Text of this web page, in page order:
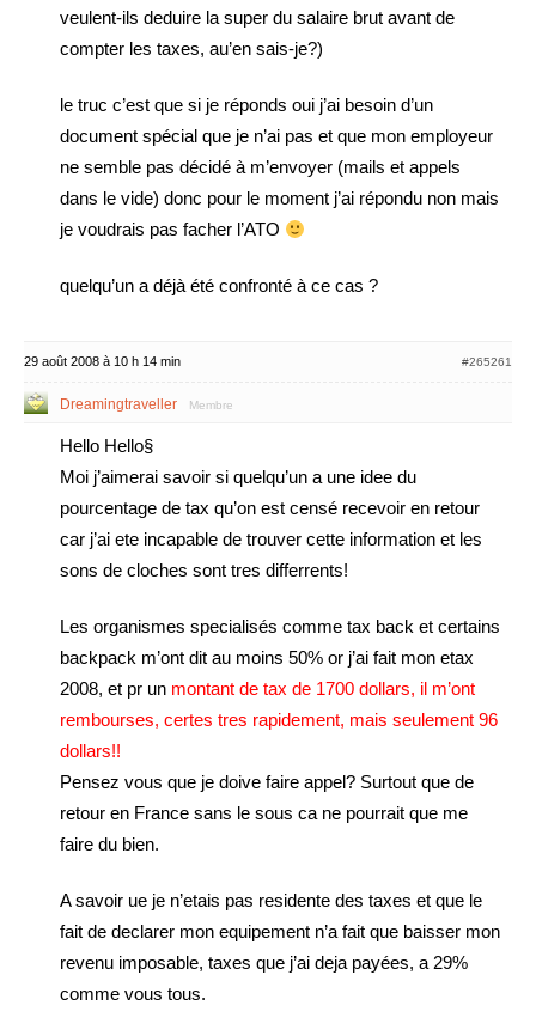
veulent-ils deduire la super du salaire brut avant de
compter les taxes, au’en sais-je?)
le truc c’est que si je réponds oui j’ai besoin d’un
document spécial que je n’ai pas et que mon employeur
ne semble pas décidé à m’envoyer (mails et appels
dans le vide) donc pour le moment j’ai répondu non mais
je voudrais pas facher l’ATO
quelqu’un a déjà été confronté à ce cas ?
29 août 2008 à 10 h 14 min #265261
Dreamingtraveller Membre
Hello Hello§
Moi j’aimerai savoir si quelqu’un a une idee du
pourcentage de tax qu’on est censé recevoir en retour
car j’ai ete incapable de trouver cette information et les
sons de cloches sont tres differrents!
Les organismes specialisés comme tax back et certains
backpack m’ont dit au moins 50% or j’ai fait mon etax
2008, et pr un montant de tax de 1700 dollars, il m’ont
rembourses, certes tres rapidement, mais seulement 96
dollars!!
Pensez vous que je doive faire appel? Surtout que de
retour en France sans le sous ca ne pourrait que me
faire du bien.
A savoir ue je n’etais pas residente des taxes et que le
fait de declarer mon equipement n’a fait que baisser mon
revenu imposable, taxes que j’ai deja payées, a 29%
comme vous tous.